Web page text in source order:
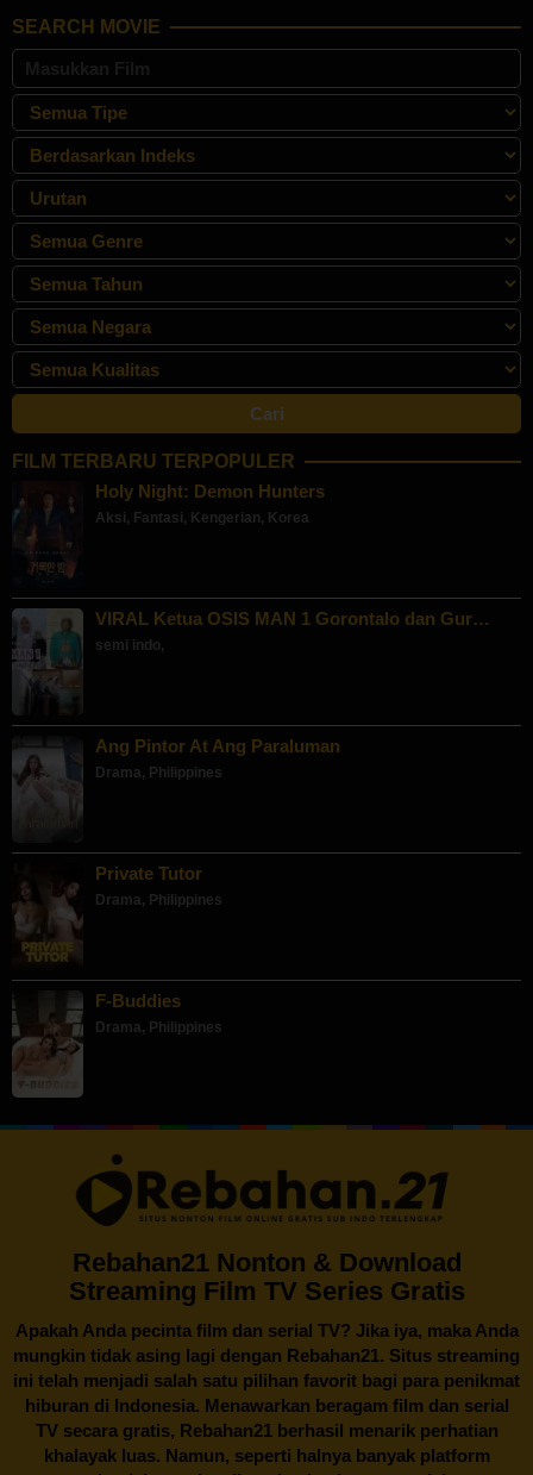
SEARCH MOVIE
FILM TERBARU TERPOPULER
Holy Night: Demon Hunters
Aksi, Fantasi, Kengerian, Korea
VIRAL Ketua OSIS MAN 1 Gorontalo dan Gur…
semi indo,
Ang Pintor At Ang Paraluman
Drama, Philippines
Private Tutor
Drama, Philippines
F-Buddies
Drama, Philippines
Rebahan21 Nonton & Download
Streaming Film TV Series Gratis
Apakah Anda pecinta film dan serial TV? Jika iya, maka Anda
mungkin tidak asing lagi dengan Rebahan21. Situs streaming
ini telah menjadi salah satu pilihan favorit bagi para penikmat
hiburan di Indonesia. Menawarkan beragam film dan serial
TV secara gratis, Rebahan21berhasil menarik perhatian
khalayak luas. Namun, seperti halnya banyak platform